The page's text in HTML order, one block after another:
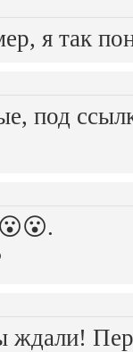
я так
под
ждали!